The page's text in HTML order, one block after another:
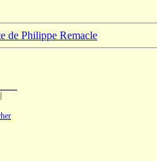
de Philippe Remacle